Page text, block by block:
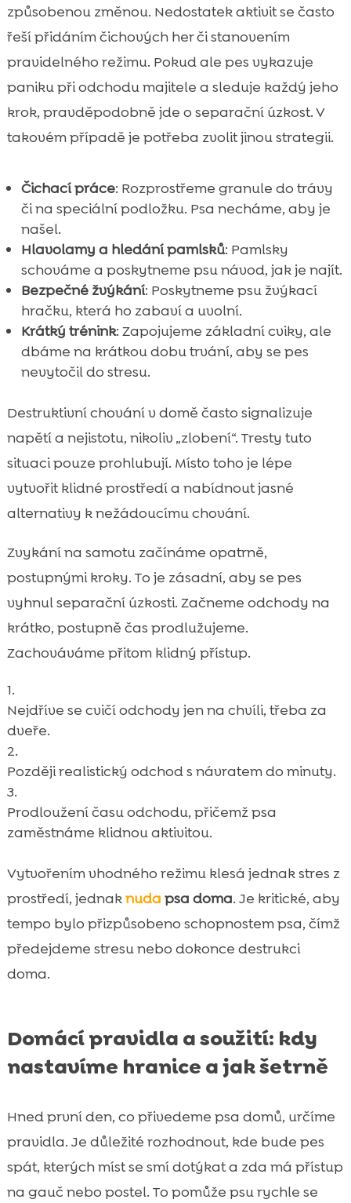
způsobenou změnou. Nedostatek aktivit se často
řeší přidáním čichových her či stanovením
pravidelného režimu. Pokud ale pes vykazuje
paniku při odchodu majitele a sleduje každý jeho
krok, pravděpodobně jde o separační úzkost. V
takovém případě je potřeba zvolit jinou strategii.
Čichací práce: Rozprostřeme granule do trávy
či na speciální podložku. Psa necháme, aby je
našel.
Hlavolamy a hledání pamlsků: Pamlsky
schováme a poskytneme psu návod, jak je najít.
Bezpečné žvýkání: Poskytneme psu žvýkací
hračku, která ho zabaví a uvolní.
Krátký trénink: Zapojujeme základní cviky, ale
dbáme na krátkou dobu trvání, aby se pes
nevytočil do stresu.
Destruktivní chování v domě často signalizuje
napětí a nejistotu, nikoliv „zlobení“. Tresty tuto
situaci pouze prohlubují. Místo toho je lépe
vytvořit klidné prostředí a nabídnout jasné
alternativy k nežádoucímu chování.
Zvykání na samotu začínáme opatrně,
postupnými kroky. To je zásadní, aby se pes
vyhnul separační úzkosti. Začneme odchody na
krátko, postupně čas prodlužujeme.
Zachováváme přitom klidný přístup.
Nejdříve se cvičí odchody jen na chvíli, třeba za
dveře.
Později realistický odchod s návratem do minuty.
Prodloužení času odchodu, přičemž psa
zaměstnáme klidnou aktivitou.
Vytvořením vhodného režimu klesá jednak stres z
prostředí, jednaknuda psa doma. Je kritické, aby
tempo bylo přizpůsobeno schopnostem psa, čímž
předejdeme stresu nebo dokonce destrukci
doma.
Domácí pravidla a soužití: kdy
nastavíme hranice a jak šetrně
Hned první den, co přivedeme psa domů, určíme
pravidla. Je důležité rozhodnout, kde bude pes
spát, kterých míst se smí dotýkat a zda má přístup
na gauč nebo postel. To pomůže psu rychle se